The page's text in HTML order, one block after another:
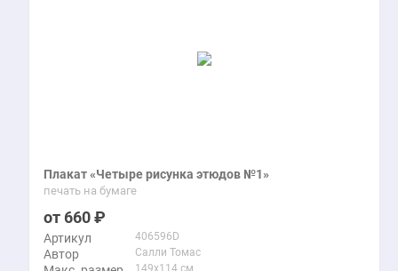
Плакат «Четыре рисунка этюдов №1»
печать на бумаге
660
Артикул 406596D
Автор Салли Томас
149x114 см